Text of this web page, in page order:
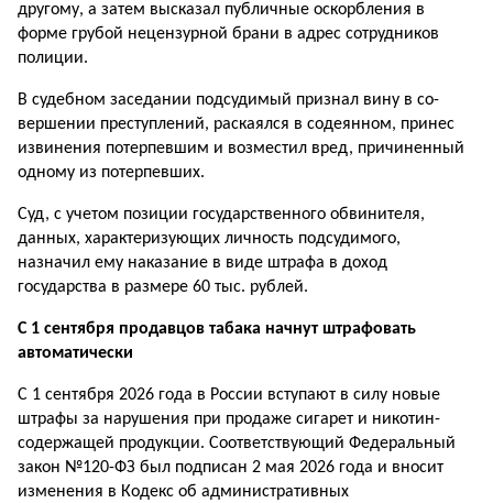
другому, а затем высказал публичные оскорбления в
форме грубой нецензурной брани в адрес сотрудников
полиции.
В судебном заседании подсудимый признал вину в со­
вершении преступлений, раскаялся в содеянном, принес
извинения потерпевшим и возместил вред, причиненный
одному из потерпевших.
Суд, с учетом позиции государственного обвинителя,
данных, характеризующих личность подсудимого,
назначил ему наказание в виде штрафа в доход
государства в размере 60 тыс. рублей.
С 1 сентября продавцов табака начнут штрафовать
автоматически
С 1 сентября 2026 года в России вступают в силу новые
штрафы за нарушения при продаже сигарет и никотин­
содержащей продукции. Соответствующий Федераль­ный
закон №120-ФЗ был подписан 2 мая 2026 года и вносит
изменения в Кодекс об административных